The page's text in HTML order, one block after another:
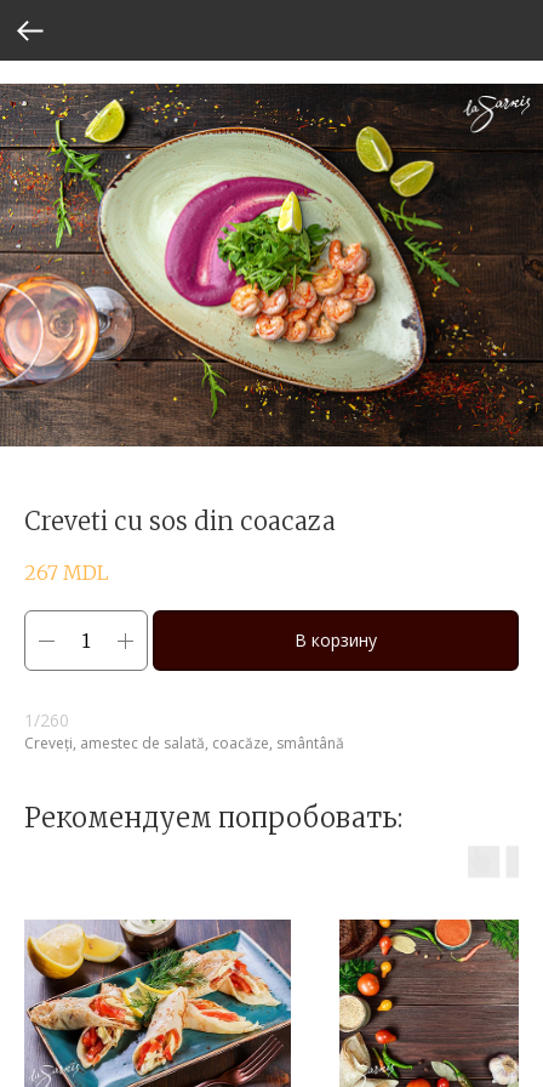
Creveti cu sos din coacaza
267 MDL
В корзину
1/260
Creveți, amestec de salată, coacăze, smântână
Рекомендуем попробовать: